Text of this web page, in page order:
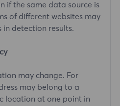
if the same data source is
of different websites may
in detection results.
may change. For
may belong to a
location at one point in